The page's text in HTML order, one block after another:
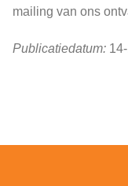
mailing van ons
Publicatiedatum: